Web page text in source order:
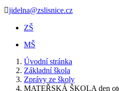
jidelna@zslisnice.cz
ZŠ
MŠ
Úvodní stránka
Základní škola
Zprávy ze školy
MATEŘSKÁ ŠKOLA den